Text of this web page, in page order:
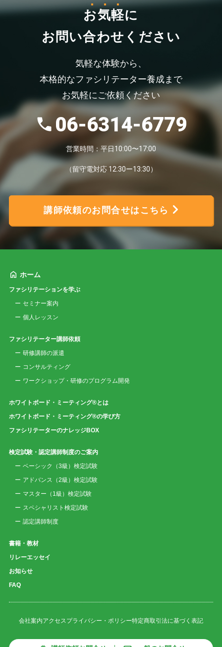
お気軽に
お問い合わせください
気軽な体験から、
本格的なファシリテーター養成まで
お気軽にご依頼ください
06-6314-6779
営業時間：平日10:00〜17:00
（留守電対応 12:30ー13:30）
講師依頼のお問合せはこちら
ホーム
ファシリテーションを学ぶ
セミナー案内
個人レッスン
ファシリテーター講師依頼
研修講師の派遣
コンサルティング
ワークショップ・研修のプログラム開発
ホワイトボード・ミーティング®とは
ホワイトボード・ミーティング®の学び方
ファシリテーターのナレッジBOX
検定試験・認定講師制度のご案内
ベーシック（3級）検定試験
アドバンス（2級）検定試験
マスター（1級）検定試験
スペシャリスト検定試験
認定講師制度
書籍・教材
リレーエッセイ
お知らせ
FAQ
会社案内アクセスプライバシー・ポリシー特定商取引法に基づく表記